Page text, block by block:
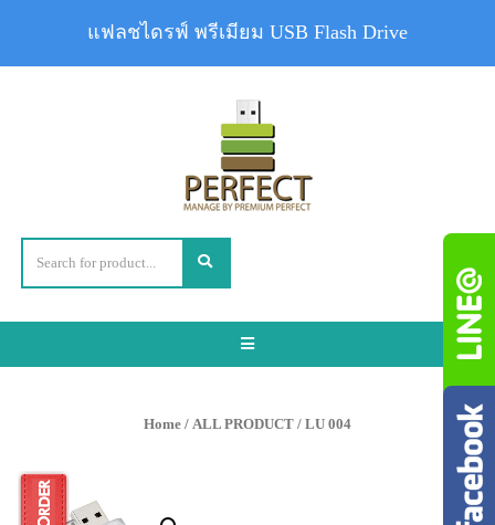
Toggle
Home / ALL PRODUCT / LU 004
แฟลชไดรฟ์ พรีเมียม USB Flash Drive